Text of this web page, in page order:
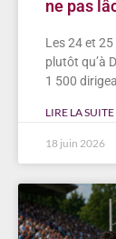
ne pas
Les 24 et
plutôt qu’à
1 500
LIRE LA SUITE
18 juin 2026